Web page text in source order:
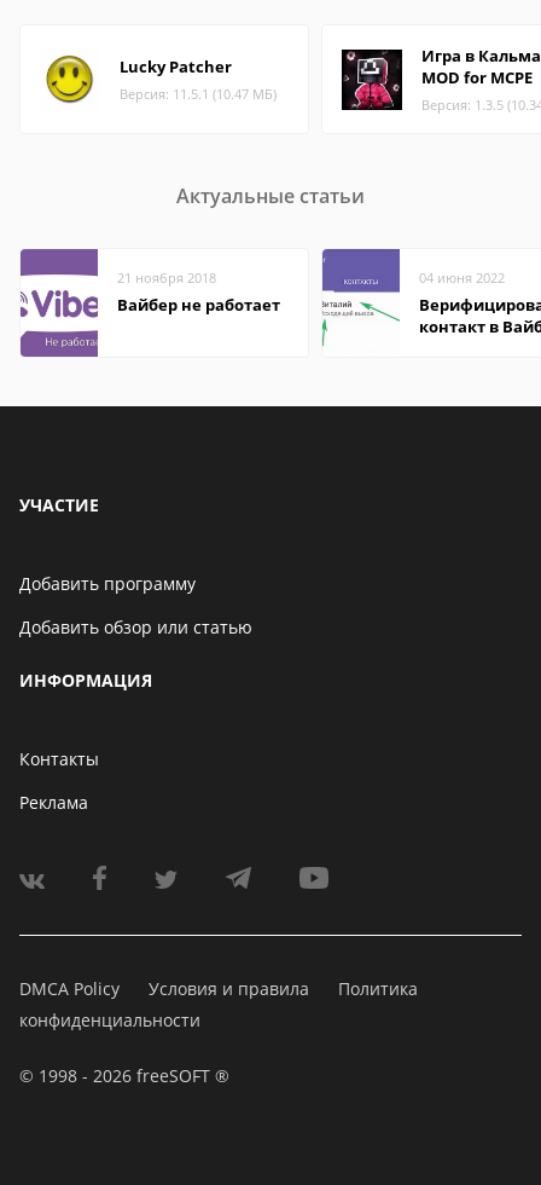
Lucky Patcher
Версия: 11.5.1 (10.47 МБ)
Игра в
MOD for MCPE
Версия: 1.3.5
Актуальные статьи
21 ноября 2018
Вайбер не работает
04 июня 2022
контакт в
УЧАСТИЕ
Добавить программу
Добавить обзор или статью
ИНФОРМАЦИЯ
Контакты
Реклама
DMCA Policy Условия и правила
Политика
конфиденциальности
© 1998 - 2026 freeSOFT ®